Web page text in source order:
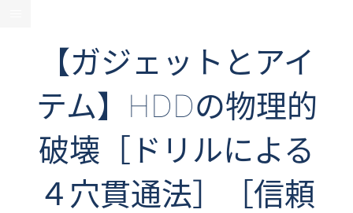
【ガジェットとアイ
テム】HDDの物理的
破壊［ドリルによる
４穴貫通法］［信頼